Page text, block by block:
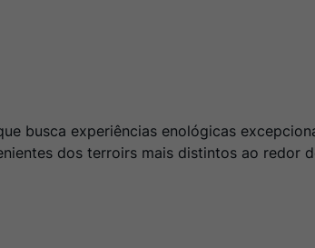
busca experiências enológicas
dos terroirs mais distintos ao redor